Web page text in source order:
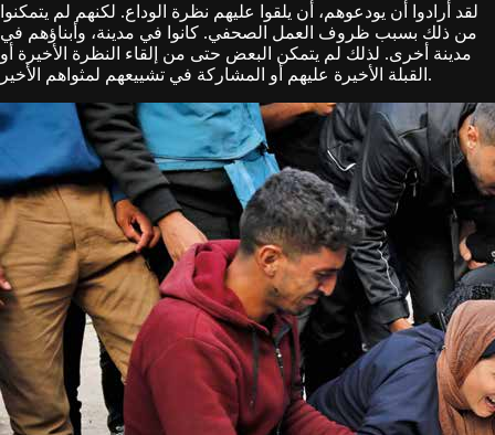
لقد أرادوا أن يودعوهم، أن يلقوا عليهم نظرة الوداع. لكنهم لم يتمكنوا
من ذلك بسبب ظروف العمل الصحفي. كانوا في مدينة، وأبناؤهم في
مدينة أخرى. لذلك لم يتمكن البعض حتى من إلقاء النظرة الأخيرة أو
القبلة الأخيرة عليهم أو المشاركة في تشييعهم لمثواهم الأخير.